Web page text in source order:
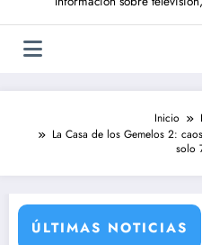
Inicio
La Casa de los Gemelos 2:
solo
ÚLTIMAS NOTICIAS
DE LIBERTAD’ (del 10 al 15